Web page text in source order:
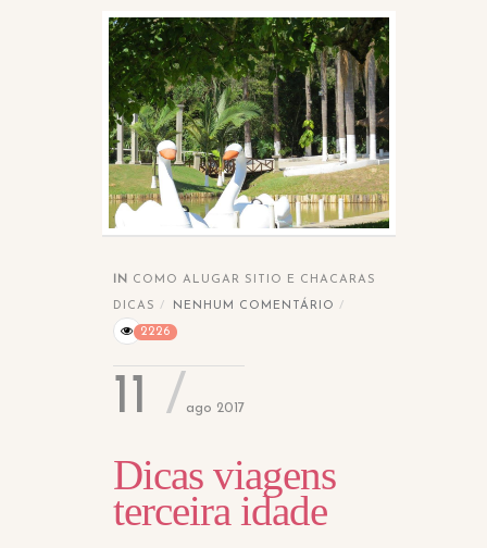
IN COMO ALUGAR SITIO E CHACARAS
DICAS NENHUM COMENTÁRIO
2226
11 ago 2017
Dicas viagens
terceira idade